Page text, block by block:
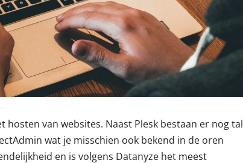
van websites. Naast Plesk bestaan er nog tal
wat je misschien ook bekend in de oren
en is volgens Datanyze het meest